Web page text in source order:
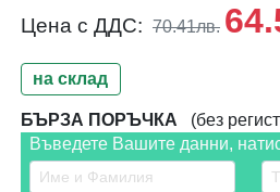
Следваща >>
Цена с ДДС: 70.41лв.
на склад
БЪРЗА ПОРЪЧКА (без
Въведете Вашите данни,